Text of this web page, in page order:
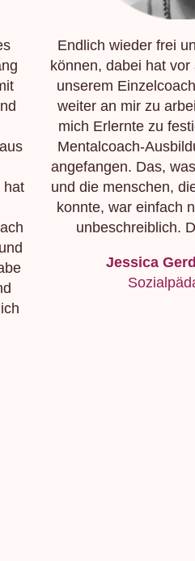
hat
Endlich wieder frei
können, dabei hat
unserem
weiter an mir zu
mich Erlernte zu
Mentalcoach-
angefangen. Das,
und die menschen,
konnte, war einfach
unbeschreiblich.
Jessica